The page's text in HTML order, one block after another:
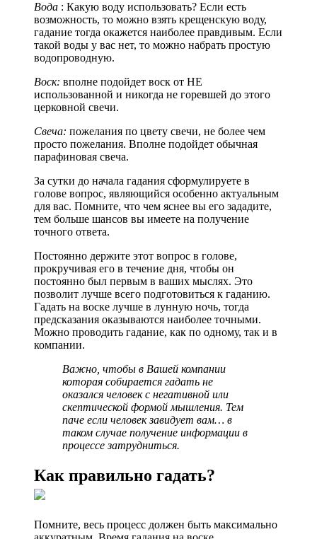
Вода : Какую воду использовать? Если есть
возможность, то можно взять крещенскую воду,
гадание тогда окажется наиболее правдивым. Если
такой воды у вас нет, то можно набрать простую
водопроводную.
Воск: вполне подойдет воск от НЕ
использованной и никогда не горевшей до этого
церковной свечи.
Свеча: пожелания по цвету свечи, не более чем
просто пожелания. Вполне подойдет обычная
парафиновая свеча.
За сутки до начала гадания сформулируете в
голове вопрос, являющийся особенно актуальным
для вас. Помните, что чем яснее вы его зададите,
тем больше шансов вы имеете на получение
точного ответа.
Постоянно держите этот вопрос в голове,
прокручивая его в течение дня, чтобы он
постоянно был первым в ваших мыслях. Это
позволит лучше всего подготовиться к гаданию.
Гадать на воске лучше в лунную ночь, тогда
предсказания оказываются наиболее точными.
Можно проводить гадание, как по одному, так и в
компании.
Важно, чтобы в Вашей компании
которая собирается гадать не
оказался человек с негативной или
скептической формой мышления. Тем
паче если человек завидует вам… в
таком случае получение информации в
процессе затрудниться.
Как правильно гадать?
Помните, весь процесс должен быть максимально